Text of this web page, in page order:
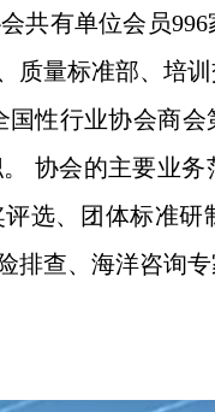
共有单位会员
量标准部、培训
性行业协会商会
协会的主要业
选、团体标准
查、海洋咨询